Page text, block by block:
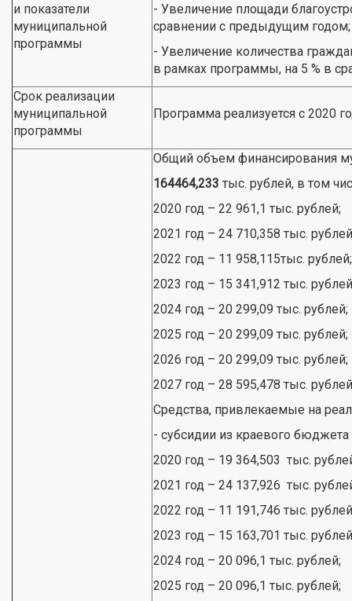
и показатели
муниципальной
программы
- Увеличение площади
сравнении с предыдущим годом;
- Увеличение количества
в рамках программы, на 5 % в
Срок реализации
муниципальной
программы
Программа реализуется с 2020
Общий объем финансирования
164464,233 тыс. рублей, в том
2020 год – 22 961,1 тыс. рублей;
2021 год – 24 710,358 тыс.
2022 год – 11 958,115тыс. рублей;
2023 год – 15 341,912 тыс.
2024 год – 20 299,09 тыс. рублей;
2025 год – 20 299,09 тыс. рублей;
2026 год – 20 299,09 тыс. рублей;
2027 год – 28 595,478 тыс.
Средства, привлекаемые на
- субсидии из краевого
2020 год – 19 364,503 тыс.
2021 год – 24 137,926 тыс.
2022 год – 11 191,746 тыс.
2023 год – 15 163,701 тыс.
2024 год – 20 096,1 тыс. рублей;
2025 год – 20 096,1 тыс. рублей;